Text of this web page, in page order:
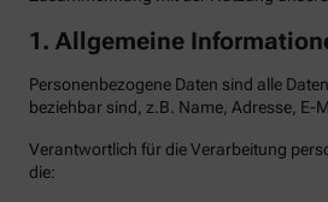
1. Allgemeine
Personenbezogene Daten sind alle
beziehbar sind, z.B. Name, Adresse, E-
Verantwortlich für die Verarbeitung
die: